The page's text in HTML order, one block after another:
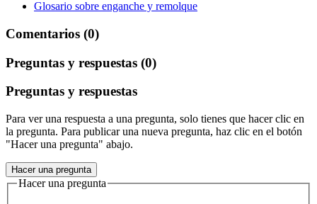
Glosario sobre enganche y remolque
Comentarios (0)
Preguntas y respuestas (0)
Preguntas y respuestas
Para ver una respuesta a una pregunta, solo tienes que hacer clic en
la pregunta. Para publicar una nueva pregunta, haz clic en el botón
"Hacer una pregunta" abajo.
Hacer una pregunta
Hacer una pregunta